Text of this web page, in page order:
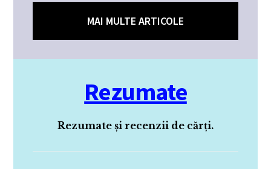
MAI MULTE ARTICOLE
Rezumate
Rezumate și recenzii de cărți.